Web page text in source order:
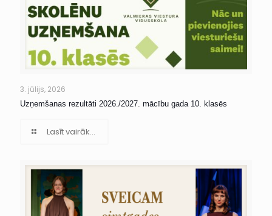
3. jūlijs, 2026
Uzņemšanas rezultāti 2026./2027. mācību gada 10. klasēs
Lasīt vairāk...